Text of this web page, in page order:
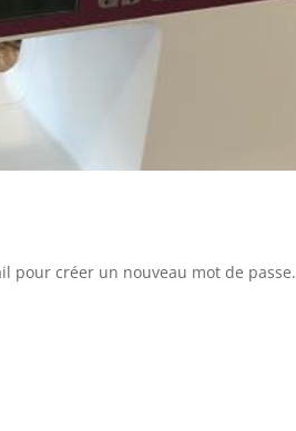
pour créer un nouveau mot de passe.